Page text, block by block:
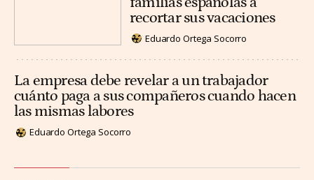
recortar sus vacaciones
Eduardo Ortega Socorro
La empresa debe revelar a un trabajador
cuánto paga a sus compañeros cuando hacen
las mismas labores
Eduardo Ortega Socorro